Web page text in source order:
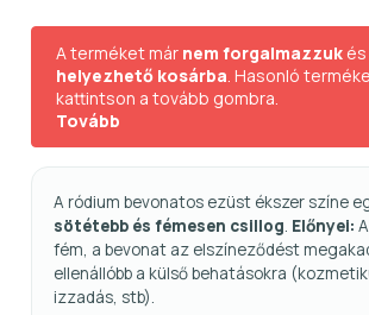
A terméket már nem forgalmazzuk és
helyezhető kosárba. Hasonló
kattintson a tovább gombra.
Tovább
A ródium bevonatos ezüst ékszer színe
sötétebb és fémesen csillog. Előnyei:
fém, a bevonat az elszíneződést
ellenállóbb a külső behatásokra
izzadás, stb).